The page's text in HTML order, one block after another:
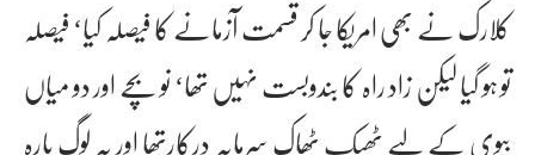
کلارک نے بھی امریکا جا کر قسمت آزمانے کا فیصلہ کیا‘ فیصلہ
تو ہو گیا لیکن زاد راہ کا بندوبست نہیں تھا‘ نو بچے اور دو میاں